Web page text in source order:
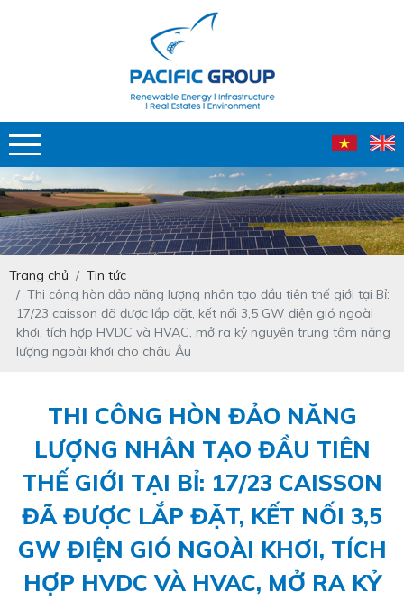
Trang chủ
Tin tức
Thi công hòn đảo năng lượng nhân tạo đầu tiên thế giới tại Bỉ:
17/23 caisson đã được lắp đặt, kết nối 3,5 GW điện gió ngoài
khơi, tích hợp HVDC và HVAC, mở ra kỷ nguyên trung tâm năng
lượng ngoài khơi cho châu Âu
THI CÔNG HÒN ĐẢO NĂNG
LƯỢNG NHÂN TẠO ĐẦU TIÊN
THẾ GIỚI TẠI BỈ: 17/23 CAISSON
ĐÃ ĐƯỢC LẮP ĐẶT, KẾT NỐI 3,5
GW ĐIỆN GIÓ NGOÀI KHƠI, TÍCH
HỢP HVDC VÀ HVAC, MỞ RA KỶ